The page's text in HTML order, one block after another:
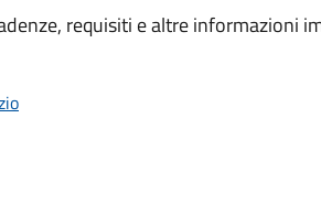
requisiti e altre informazioni